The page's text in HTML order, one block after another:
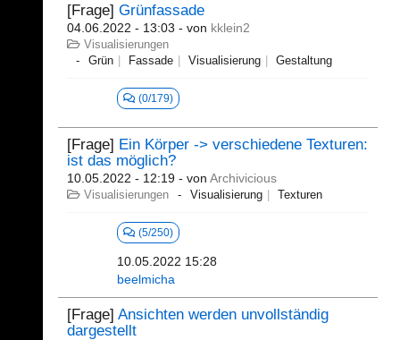
[Frage] Grünfassade
04.06.2022 - 13:03 - von kklein2
Visualisierungen
Grün
Fassade Visualisierung Gestaltung
(0/179)
[Frage] Ein Körper -> verschiedene Texturen:
ist das möglich?
10.05.2022 - 12:19 - von Archivicious
Visualisierungen Visualisierung Texturen
(5/250)
10.05.2022 15:28
beelmicha
[Frage] Ansichten werden unvollständig
dargestellt